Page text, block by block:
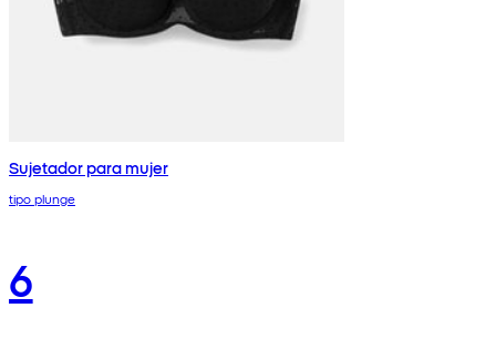
Sujetador para mujer
tipo plunge
6